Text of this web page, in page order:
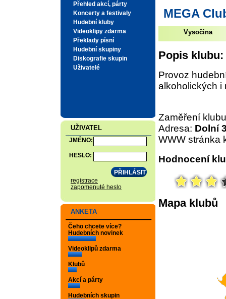
Přehled akcí, párty
Koncerty a festivaly
Hudební kluby
Videoklipy zdarma
Překlady písní
Hudební skupiny
Diskografie skupin
Uživatelé
UŽIVATEL
JMÉNO:
HESLO:
registrace
zapomenuté heslo
ANKETA
Čeho chcete více?
Hudebních novinek
Videoklipů zdarma
Klubů
Akcí a párty
Hudebních skupin
MEGA
Vysočina
Popis klubu:
Provoz
alkoholických i
Zaměření
Adresa: Dolní
WWW stránka
Hodnocení
Mapa klubů